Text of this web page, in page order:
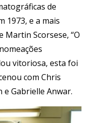
de
1973, e a mais
Martin Scorsese, “O
vitoriosa, esta foi
com Chris
e Gabrielle Anwar.